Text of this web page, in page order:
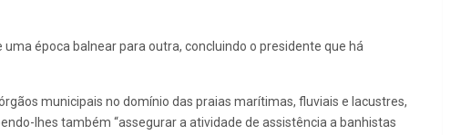
época balnear para outra, concluindo o presidente que há
municipais no domínio das praias marítimas, fluviais e lacustres,
lhes também “assegurar a atividade de assistência a banhistas